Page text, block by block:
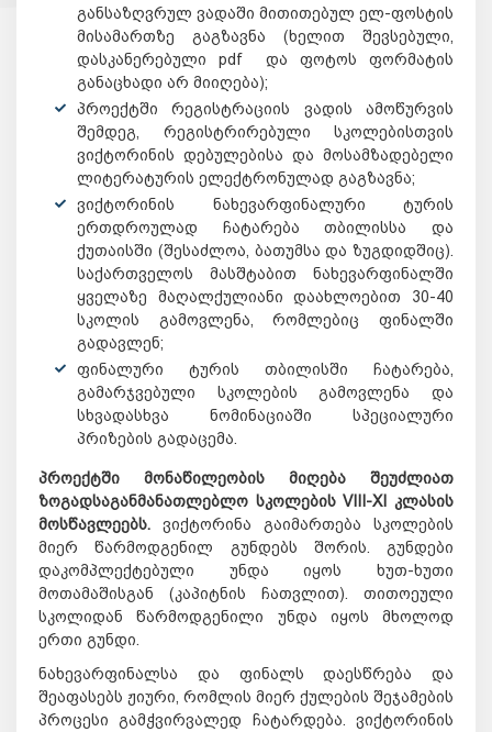
განსაზღვრულ ვადაში მითითებულ ელ-ფოსტის
მისამართზე გაგზავნა (ხელით შევსებული,
დასკანერებული pdf და ფოტოს ფორმატის
განაცხადი არ მიიღება);
პროექტში რეგისტრაციის ვადის ამოწურვის
შემდეგ, რეგისტრირებული სკოლებისთვის
ვიქტორინის დებულებისა და მოსამზადებელი
ლიტერატურის ელექტრონულად გაგზავნა;
ვიქტორინის ნახევარფინალური ტურის
ერთდროულად ჩატარება თბილისსა და
ქუთაისში (შესაძლოა, ბათუმსა და ზუგდიდშიც).
საქართველოს მასშტაბით ნახევარფინალში
ყველაზე მაღალქულიანი დაახლოებით 30-40
სკოლის გამოვლენა, რომლებიც ფინალში
გადავლენ;
ფინალური ტურის თბილისში ჩატარება,
გამარჯვებული სკოლების გამოვლენა და
სხვადასხვა ნომინაციაში სპეციალური
პრიზების გადაცემა.
პროექტში მონაწილეობის მიღება შეუძლიათ
ზოგადსაგანმანათლებლო სკოლების VIII-XI კლასის
მოსწავლეებს. ვიქტორინა გაიმართება სკოლების
მიერ წარმოდგენილ გუნდებს შორის. გუნდები
დაკომპლექტებული უნდა იყოს ხუთ-ხუთი
მოთამაშისგან (კაპიტნის ჩათვლით). თითოეული
სკოლიდან წარმოდგენილი უნდა იყოს მხოლოდ
ერთი გუნდი.
ნახევარფინალსა და ფინალს დაესწრება და
შეაფასებს ჟიური, რომლის მიერ ქულების შეჯამების
პროცესი გამჭვირვალედ ჩატარდება. ვიქტორინის